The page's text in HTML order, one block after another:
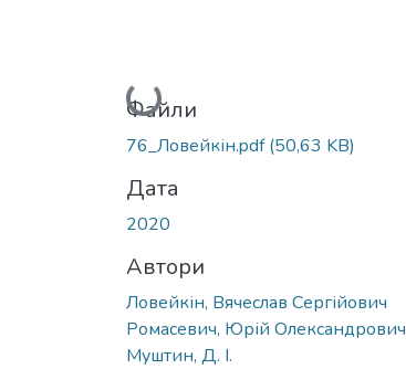
Вантажиться...
Файли
76_Ловейкін.pdf(50,63 KB)
Дата
2020
Автори
Ловейкін, Вячеслав Сергійович
Ромасевич, Юрій Олександрович
Муштин, Д. І.